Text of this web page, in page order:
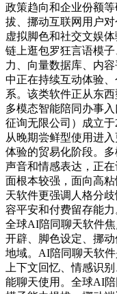
政策趋向和企业份额
拔、挪动互联网用户
虚拟脚色和社交文娱
链上逛包罗狂言语模
力、向量数据库、内
中正在持续互动体验
系。该类软件正从东
多模态智能陪同办事入
征询无限公司）成立
从晚期尝鲜型使用进
体验的贸易化阶段。
声音和情感表达，正
面根本较强，面向高
天软件更强调人格分
容平安和付费留存能
全球AI陪同聊天软件
开辟、脚色设定、挪
地域。AI陪同聊天软件
上下文回忆、情感识
能聊天使用。全球AI